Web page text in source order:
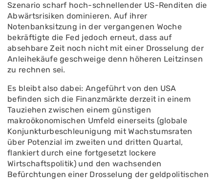
Szenario scharf hoch-schnellender US-Renditen die
Abwärtsrisiken dominieren. Auf ihrer
Notenbanksitzung in der vergangenen Woche
bekräftigte die Fed jedoch erneut, dass auf
absehbare Zeit noch nicht mit einer Drosselung der
Anleihekäufe geschweige denn höheren Leitzinsen
zu rechnen sei.
Es bleibt also dabei: Angeführt von den USA
befinden sich die Finanzmärkte derzeit in einem
Tauziehen zwischen einem günstigen
makroökonomischen Umfeld einerseits (globale
Konjunkturbeschleunigung mit Wachstumsraten
über Potenzial im zweiten und dritten Quartal,
flankiert durch eine fortgesetzt lockere
Wirtschaftspolitik) und den wachsenden
Befürchtungen einer Drosselung der geldpolitischen